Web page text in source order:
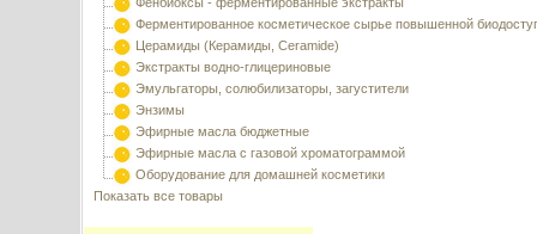
Ферментированное косметическое сырье повышенной
Церамиды (Керамиды, Ceramide)
Экстракты водно-глицериновые
Эмульгаторы, солюбилизаторы, загустители
Энзимы
Эфирные масла бюджетные
Эфирные масла с газовой хроматограммой
Оборудование для домашней косметики
Показать все товары